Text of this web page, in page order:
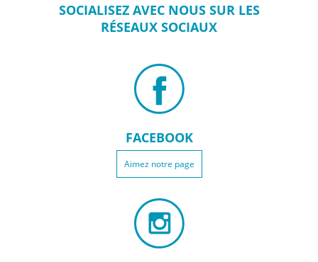
SOCIALISEZ AVEC NOUS SUR LES
RÉSEAUX SOCIAUX
FACEBOOK
Aimez notre page